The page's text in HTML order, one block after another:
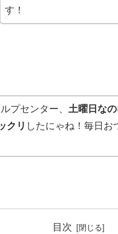
す！
プセンター、 土曜日な
クリ したにゃね！毎日お
目次